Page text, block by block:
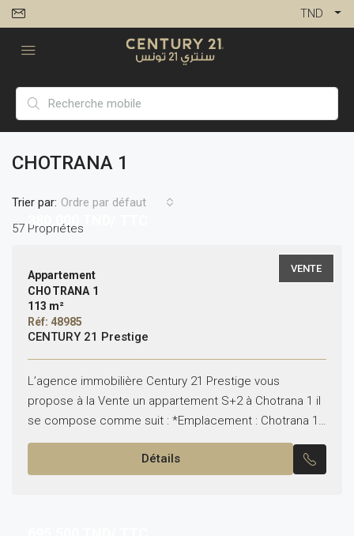
TND
CHOTRANA 1
57 Propriétés
Trier par: Ordre par défaut
VENTE
380,000
Appartement
CHOTRANA 1
113 m²
Réf: 48985
CENTURY 21 Prestige
L’agence immobilière Century 21 Prestige vous
propose à la Vente un appartement S+2 à Chotrana 1 il
se compose comme suit : *Emplacement : Chotrana 1
*Typologie : S+2 *Superficie : 113...
Détails